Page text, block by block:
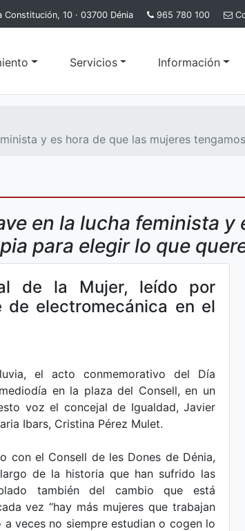
Constitución, 10 · 03700 Dénia 965 780 100
Servicios Información
y es hora de que las mujeres
en la lucha feminista y
para elegir lo que
de la Mujer, leído por
de electromecánica en el
el acto conmemorativo del Día
en la plaza del Consell, en un
voz el concejal de Igualdad, Javier
Ibars, Cristina Pérez Mulet.
con el Consell de les Dones de Dénia,
de la historia que han sufrido las
también del cambio que está
vez “hay más mujeres que trabajan
veces no siempre estudian o cogen lo